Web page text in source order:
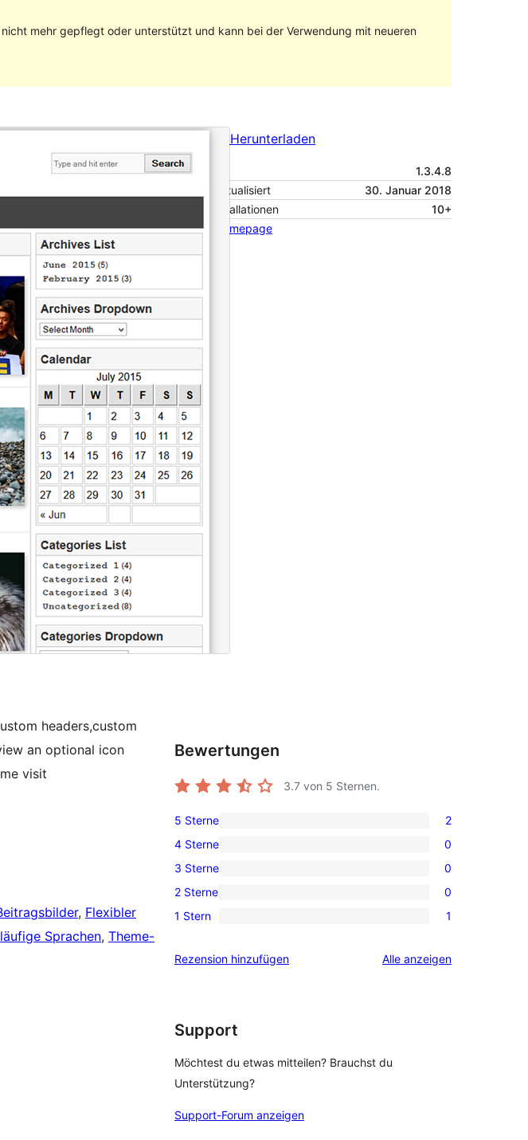
mehr gepflegt oder unterstützt und kann bei der Verwendung mit neueren
Herunterladen
Version
1.3.4.8
Zuletzt aktualisiert
30. Januar 2018
Aktive Installationen
10+
Theme-Homepage
headers,custom
an optional icon
visit
, Flexibler
Sprachen, Theme-
Bewertungen
3.7 von 5 Sternen.
2 5-
Sterne-
Rezensionen
5 Sterne 2
0 4-
Sterne-
Rezensionen
4 Sterne 0
0 3-
Sterne-
Rezensionen
3 Sterne 0
0 2-
Sterne-
2 Sterne 0
1 1-
Rezension
1 Stern 1
Rezension hinzufügen Alle Rezensionen
anzeigen
Support
Möchtest du etwas mitteilen? Brauchst du
Unterstützung?
Support-Forum anzeigen